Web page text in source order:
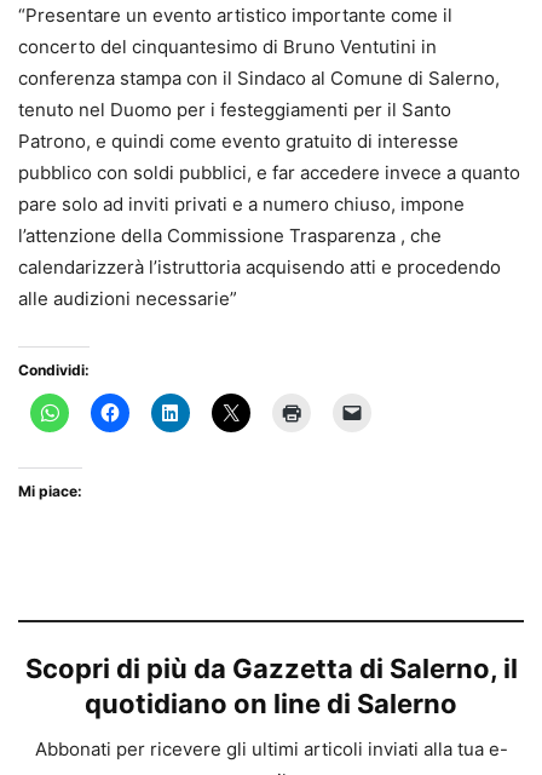
“Presentare un evento artistico importante come il
concerto del cinquantesimo di Bruno Ventutini in
conferenza stampa con il Sindaco al Comune di Salerno,
tenuto nel Duomo per i festeggiamenti per il Santo
Patrono, e quindi come evento gratuito di interesse
pubblico con soldi pubblici, e far accedere invece a quanto
pare solo ad inviti privati e a numero chiuso, impone
l’attenzione della Commissione Trasparenza , che
calendarizzerà l’istruttoria acquisendo atti e procedendo
alle audizioni necessarie”
Condividi:
Mi piace:
Scopri di più da Gazzetta di Salerno, il
quotidiano on line di Salerno
Abbonati per ricevere gli ultimi articoli inviati alla tua e-